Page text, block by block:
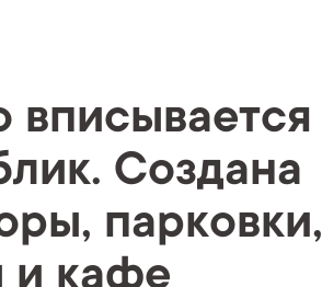
вписывается
Создана
парковки,